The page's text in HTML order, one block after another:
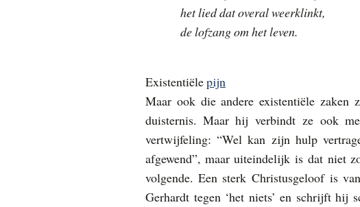
het lied dat overal weerklinkt,
de lofzang om het leven.
Existentiëlepijn
Maar ook die andere existentiële
duisternis. Maar hij verbindt ze ook
vertwijfeling: “Wel kan zijn hulp
afgewend”, maar uiteindelijk is dat niet
volgende. Een sterk Christusgeloof is
Gerhardt tegen ‘het niets’ en schrijft hij